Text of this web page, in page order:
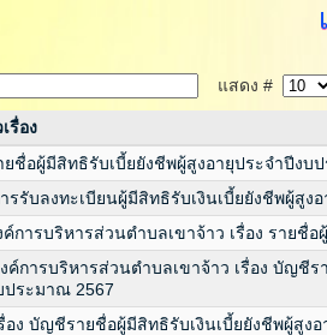
แสดง #
รื่อง
ยชื่อผู้มีสิทธิรับเบี้ยยังชีพผู้สูงอายุประจำปีงบ
รรับลงทะเบียนผู้มีสิทธิรับเงินเบี้ยยังชีพผู้สู
การบริหารส่วนตำบลเขาจ้าว เรื่อง รายชื่อ
ค์การบริหารส่วนตำบลเขาจ้าว เรื่อง บัญชีร
ประมาณ 2567
อง บัญชีรายชื่อผู้มีสิทธิรับเงินเบี้ยยังชีพผู้สูง